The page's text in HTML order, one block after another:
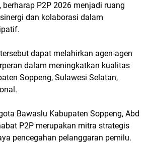
P2P 2026 menjadi ruang
dan kolaborasi dalam
dapat melahirkan agen-agen
dalam meningkatkan kualitas
Soppeng, Sulawesi Selatan,
Bawaslu Kabupaten Soppeng, Abd
P2P merupakan mitra strategis
pencegahan pelanggaran pemilu.